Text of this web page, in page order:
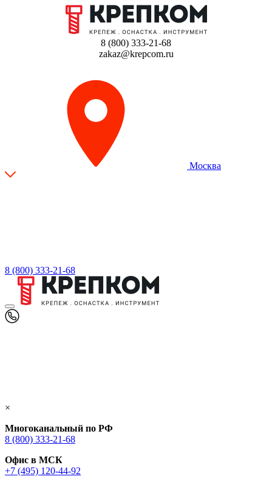
8 (800) 333-21-68
zakaz@krepcom.ru
Москва
8 (800) 333-21-68
×
Многоканальный по РФ
8 (800) 333‑21-68
Офис в МСК
+7 (495) 120-44-92